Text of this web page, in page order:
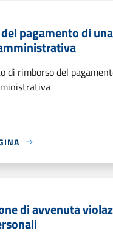
pagamento di una
di rimborso del
di avvenuta